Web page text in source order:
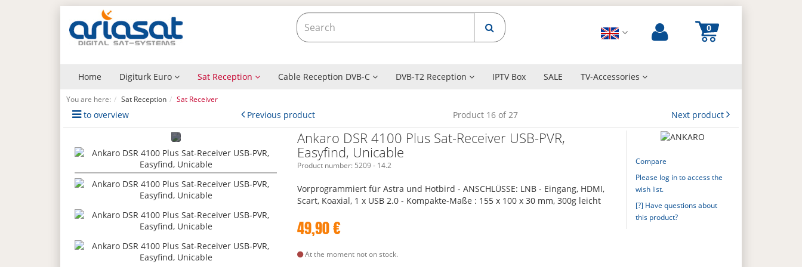
Home Digiturk Euro Sat Reception Cable Reception DVB-C DVB-T2 Reception IPTV Box SALE TV-Accessories
You are here: Sat Reception Sat Receiver
to overview Previous product Product 16 of 27 Next product
Ankaro DSR 4100 Plus Sat-Receiver USB-PVR,
Easyfind, Unicable
Product number: 5209 - 14.2
Vorprogrammiert für Astra und Hotbird - ANSCHLÜSSE: LNB - Eingang, HDMI,
Scart, Koaxial, 1 x USB 2.0 - Kompakte-Maße : 155 x 100 x 30 mm, 300g leicht
49,90€
At the moment not on stock.
Compare
Please log in to access the
wish list.
[?] Have questions about
this product?